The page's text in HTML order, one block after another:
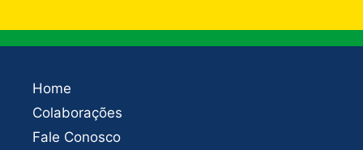
Home
Colaborações
Fale Conosco